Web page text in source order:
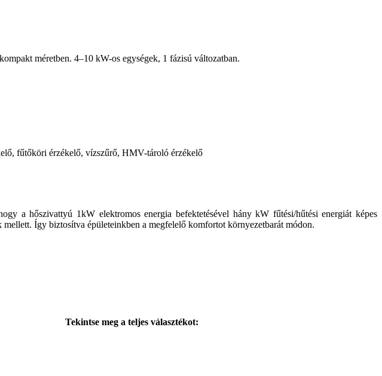
méretben. 4–10 kW-os egységek, 1 fázisú változatban.
fűtőköri érzékelő, vízszűrő, HMV-tároló érzékelő
a hőszivattyú 1kW elektromos energia befektetésével hány kW fűtési/hűtési energiát képes
Így biztosítva épületeinkben a megfelelő komfortot környezetbarát módon.
Tekintse meg a teljes választékot: